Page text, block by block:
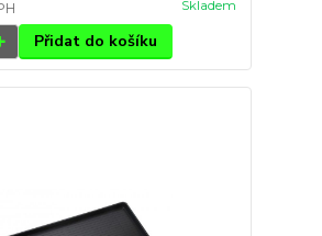
Skladem
Přidat do košíku